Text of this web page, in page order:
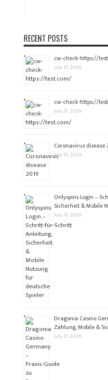
RECENT POSTS
cw-check-https://
July 31, 2026
cw-check-https://
July 31, 2026
Coronavirus disease
July 31, 2026
Onlyspins Login –
Sicherheit & Mobile
July 31, 2026
Dragonia Casino
Zahlung, Mobile &
July 31, 2026